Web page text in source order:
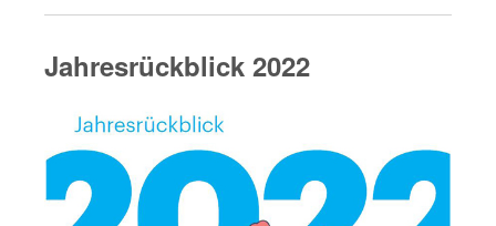
Jahresrückblick 2022